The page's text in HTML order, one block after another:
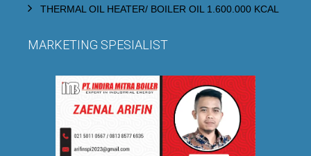
THERMAL OIL HEATER/ BOILER OIL 1.600.000 KCAL
MARKETING SPESIALIST